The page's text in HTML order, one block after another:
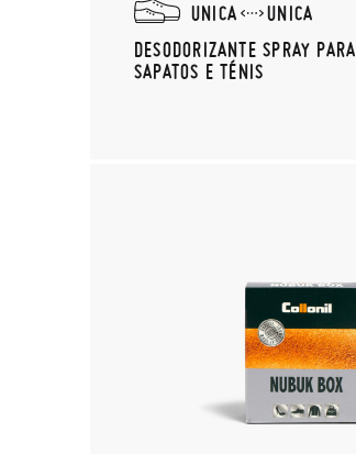
UNICA
UNICA
DESODORIZANTE SPRAY PARA
SAPATOS E TÉNIS